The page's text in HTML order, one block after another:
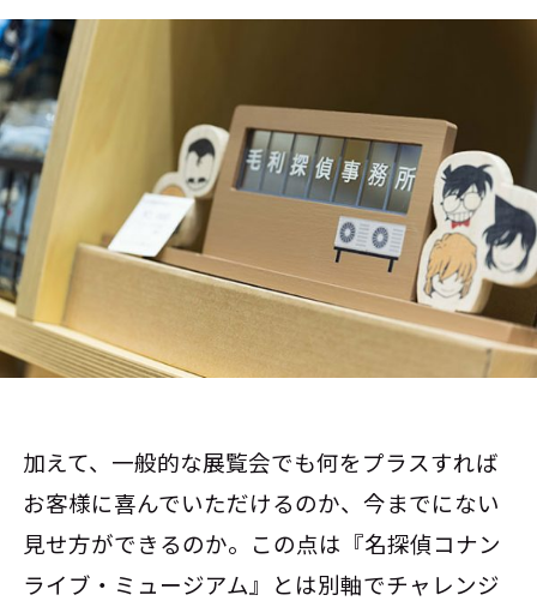
加えて、一般的な展覧会でも何をプラスすれば
お客様に喜んでいただけるのか、今までにない
見せ方ができるのか。この点は『名探偵コナン
ライブ・ミュージアム』とは別軸でチャレンジ